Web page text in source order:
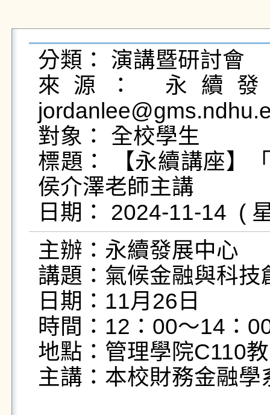
分類： 演講暨研討會
來源： 永續
對象： 全校學生
標題： 【永續講座】
侯介澤老師主講
主辦：永續發展中心
講題：氣候金融與科技
日期：11月26日
時間：12：00～14：
地點：管理學院C110
主講：本校財務金融學